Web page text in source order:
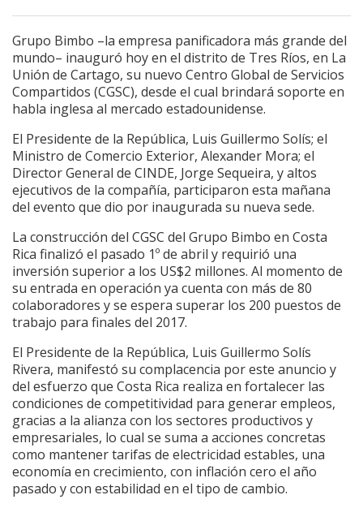
Grupo Bimbo –la empresa panificadora más grande del
mundo– inauguró hoy en el distrito de Tres Ríos, en La
Unión de Cartago, su nuevo Centro Global de Servicios
Compartidos (CGSC), desde el cual brindará soporte en
habla inglesa al mercado estadounidense.
El Presidente de la República, Luis Guillermo Solís; el
Ministro de Comercio Exterior, Alexander Mora; el
Director General de CINDE, Jorge Sequeira, y altos
ejecutivos de la compañía, participaron esta mañana
del evento que dio por inaugurada su nueva sede.
La construcción del CGSC del Grupo Bimbo en Costa
Rica finalizó el pasado 1º de abril y requirió una
inversión superior a los US$2 millones. Al momento de
su entrada en operación ya cuenta con más de 80
colaboradores y se espera superar los 200 puestos de
trabajo para finales del 2017.
El Presidente de la República, Luis Guillermo Solís
Rivera, manifestó su complacencia por este anuncio y
del esfuerzo que Costa Rica realiza en fortalecer las
condiciones de competitividad para generar empleos,
gracias a la alianza con los sectores productivos y
empresariales, lo cual se suma a acciones concretas
como mantener tarifas de electricidad estables, una
economía en crecimiento, con inflación cero el año
pasado y con estabilidad en el tipo de cambio.